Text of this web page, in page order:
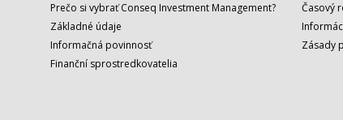
Prečo si vybrať Conseq Investment Management?
Základné údaje
Informačná povinnosť
Finanční sprostredkovatelia
Časový
Zásady